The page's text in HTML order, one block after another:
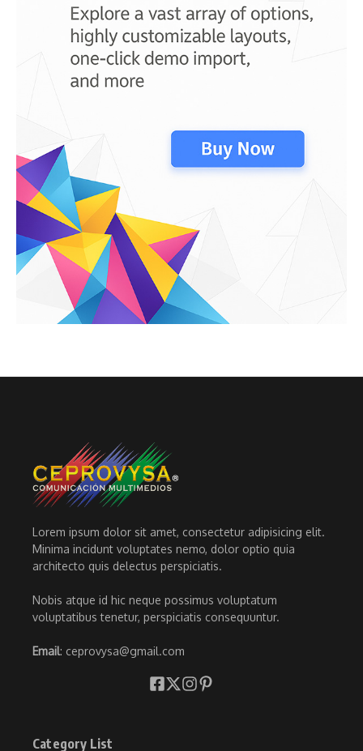
Lorem ipsum dolor sit amet, consectetur adipisicing elit.
Minima incidunt voluptates nemo, dolor optio quia
architecto quis delectus perspiciatis.
Nobis atque id hic neque possimus voluptatum
voluptatibus tenetur, perspiciatis consequuntur.
Email: ceprovysa@gmail.com
Category List